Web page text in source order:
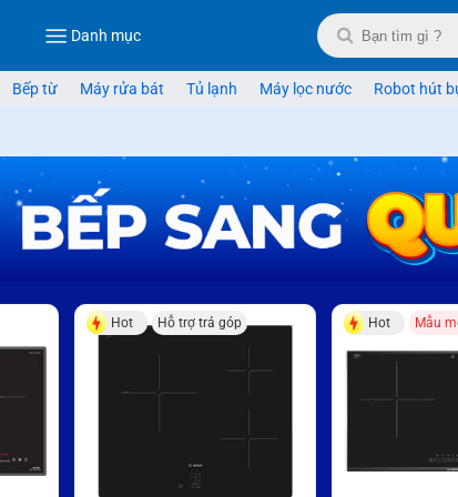
Danh mục
Bếp từ Máy rửa bát Tủ lạnh Máy lọc nước Robot hút
Hot Hỗ trợ trả góp Hot Mẫu